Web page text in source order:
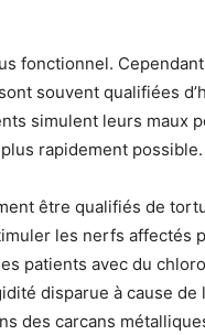
fonctionnel.
souvent qualifiées
simulent leurs maux
rapidement possible.
être qualifiés de
les nerfs affectés
patients avec du
disparue à cause de
des carcans